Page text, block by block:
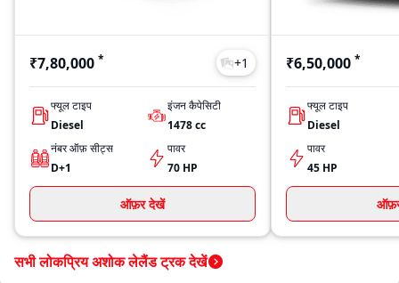
₹7,80,000 * +1
फ्यूल टाइप
Diesel
इंजन कैपेसिटी
1478cc
नंबर ऑफ़ सीट्स
D+1
पावर
70 HP
ऑफ़र देखें
₹6,50,000 *
फ्यूल टाइप
Diesel
पावर
45 HP
सभी लोकप्रिय अशोक लेलैंड ट्रक देखें